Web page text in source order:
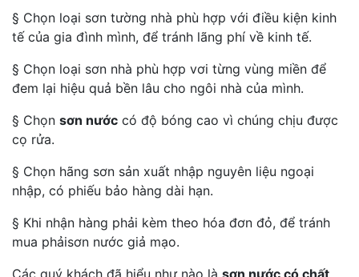
§ Chọn loại sơn tường nhà phù hợp với điều kiện kinh
tế của gia đình mình, để tránh lãng phí về kinh tế.
§ Chọn loại sơn nhà phù hợp vơi từng vùng miền để
đem lại hiệu quả bền lâu cho ngôi nhà của mình.
§ Chọn sơn nước có độ bóng cao vì chúng chịu được
cọ rửa.
§ Chọn hãng sơn sản xuất nhập nguyên liệu ngoại
nhập, có phiếu bảo hàng dài hạn.
§ Khi nhận hàng phải kèm theo hóa đơn đỏ, để tránh
mua phảisơn nước giả mạo.
Các quý khách đã hiểu như nào là sơn nước có chất